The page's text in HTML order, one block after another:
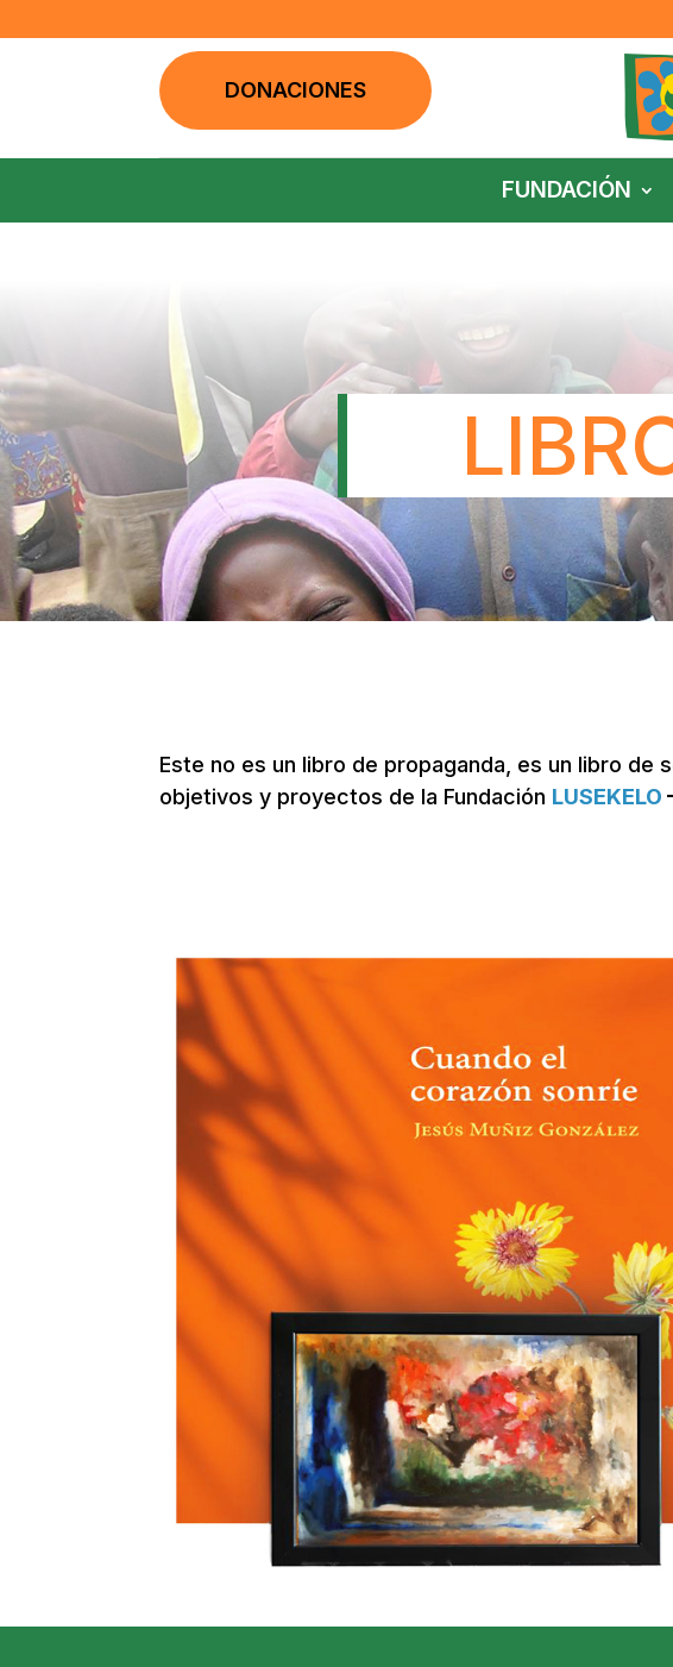
DONACIONES
FUNDACIÓN
Este no es un libro de propaganda, es un libro
objetivos y proyectos de la Fundación LUSEKELO